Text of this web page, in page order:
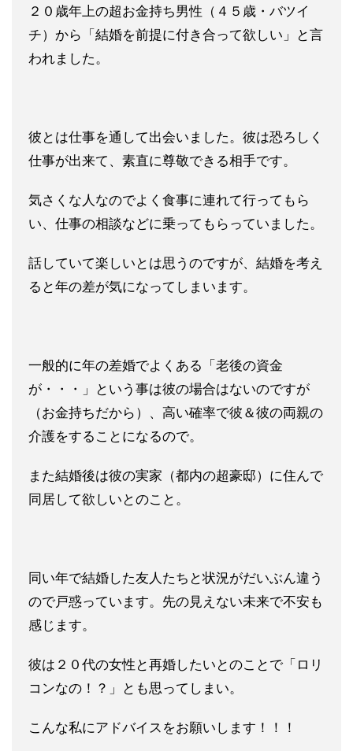
２０歳年上の超お金持ち男性（４５歳・バツイ
チ）から「結婚を前提に付き合って欲しい」と言
われました。
彼とは仕事を通して出会いました。彼は恐ろしく
仕事が出来て、素直に尊敬できる相手です。
気さくな人なのでよく食事に連れて行ってもら
い、仕事の相談などに乗ってもらっていました。
話していて楽しいとは思うのですが、結婚を考え
ると年の差が気になってしまいます。
一般的に年の差婚でよくある「老後の資金
が・・・」という事は彼の場合はないのですが
（お金持ちだから）、高い確率で彼＆彼の両親の
介護をすることになるので。
また結婚後は彼の実家（都内の超豪邸）に住んで
同居して欲しいとのこと。
同い年で結婚した友人たちと状況がだいぶん違う
ので戸惑っています。先の見えない未来で不安も
感じます。
彼は２０代の女性と再婚したいとのことで「ロリ
コンなの！？」とも思ってしまい。
こんな私にアドバイスをお願いします！！！